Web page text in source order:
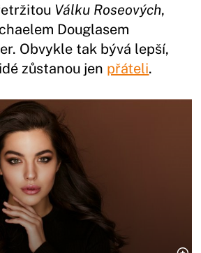
Válku Roseových,
Douglasem
Obvykle tak bývá lepší,
zůstanou jen přáteli.